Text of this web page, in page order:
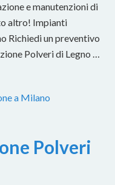
e manutenzioni di
altro! Impianti
Richiedi un preventivo
Polveri di Legno …
Polveri